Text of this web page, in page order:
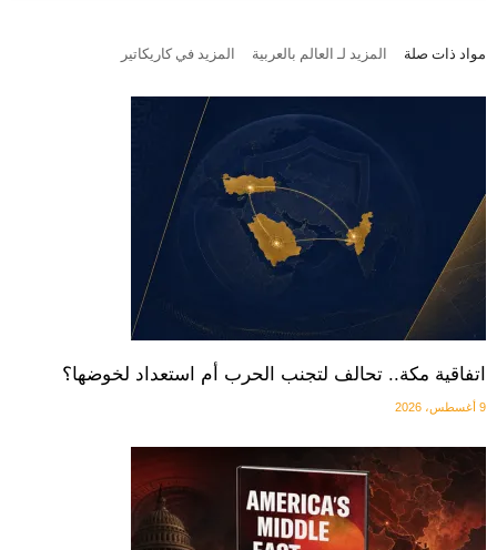
مواد ذات صلة المزيد لـ العالم بالعربية المزيد في كاريكاتير
اتفاقية مكة.. تحالف لتجنب الحرب أم استعداد لخوضها؟
9 أغسطس، 2026